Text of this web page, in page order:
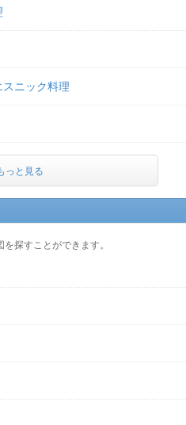
ニック料理
っと見る
探すことができます。